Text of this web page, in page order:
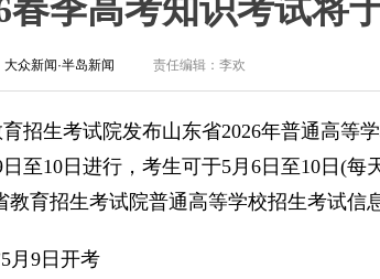
春季高考知识考试将
大众新闻·半岛新闻 责任编辑：李欢
生考试院发布山东省2026年普通高等
至10日进行，考生可于5月6日至10日(每
育招生考试院普通高等学校招生考试信
9日开考